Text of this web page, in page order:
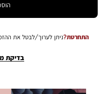
התחרטת?ניתן לערוך/לבטל את
בדיקת